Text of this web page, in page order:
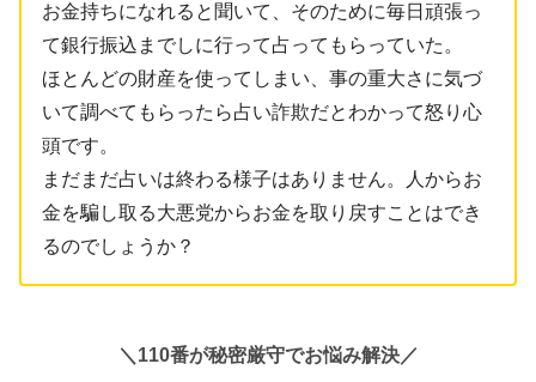
お金持ちになれると聞いて、そのために毎日頑張っ
て銀行振込までしに行って占ってもらっていた。
ほとんどの財産を使ってしまい、事の重大さに気づ
いて調べてもらったら占い詐欺だとわかって怒り心
頭です。
まだまだ占いは終わる様子はありません。人からお
金を騙し取る大悪党からお金を取り戻すことはでき
るのでしょうか？
＼110番が秘密厳守でお悩み解決／